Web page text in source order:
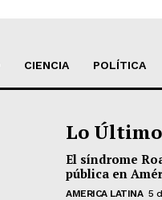
CIENCIA POLÍTICA
Lo Último
El síndrome
pública en
AMERICA LATINA 5